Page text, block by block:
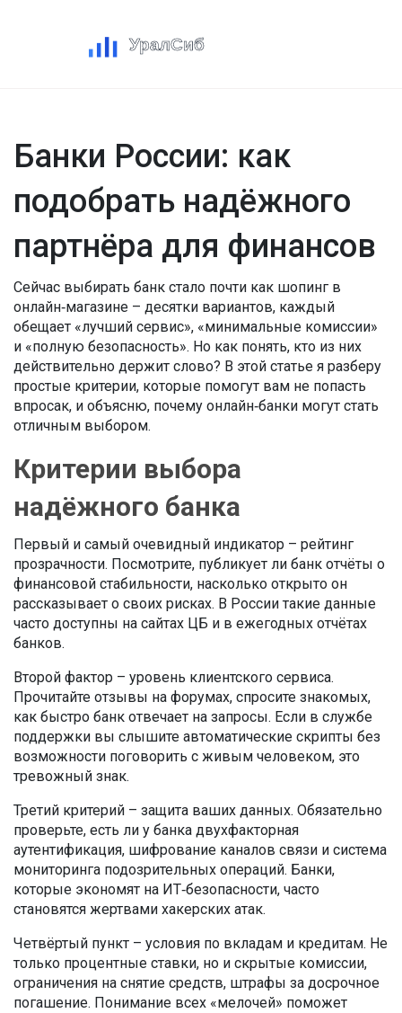
Банки России: как
подобрать надёжного
партнёра для финансов
Сейчас выбирать банк стало почти как шопинг в
онлайн‑магазине – десятки вариантов, каждый
обещает «лучший сервис», «минимальные комиссии»
и «полную безопасность». Но как понять, кто из них
действительно держит слово? В этой статье я разберу
простые критерии, которые помогут вам не попасть
впросак, и объясню, почему онлайн‑банки могут стать
отличным выбором.
Критерии выбора
надёжного банка
Первый и самый очевидный индикатор – рейтинг
прозрачности. Посмотрите, публикует ли банк отчёты о
финансовой стабильности, насколько открыто он
рассказывает о своих рисках. В России такие данные
часто доступны на сайтах ЦБ и в ежегодных отчётах
банков.
Второй фактор – уровень клиентского сервиса.
Прочитайте отзывы на форумах, спросите знакомых,
как быстро банк отвечает на запросы. Если в службе
поддержки вы слышите автоматические скрипты без
возможности поговорить с живым человеком, это
тревожный знак.
Третий критерий – защита ваших данных. Обязательно
проверьте, есть ли у банка двухфакторная
аутентификация, шифрование каналов связи и система
мониторинга подозрительных операций. Банки,
которые экономят на ИТ‑безопасности, часто
становятся жертвами хакерских атак.
Четвёртый пункт – условия по вкладам и кредитам. Не
только процентные ставки, но и скрытые комиссии,
ограничения на снятие средств, штрафы за досрочное
погашение. Понимание всех «мелочей» поможет